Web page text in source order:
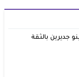
جديرين بالثقة